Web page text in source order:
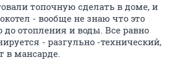
топочную сделать в доме, и
- вообще не знаю что это
до отопления и воды. Все равно
- разгульно -технический,
в мансарде.